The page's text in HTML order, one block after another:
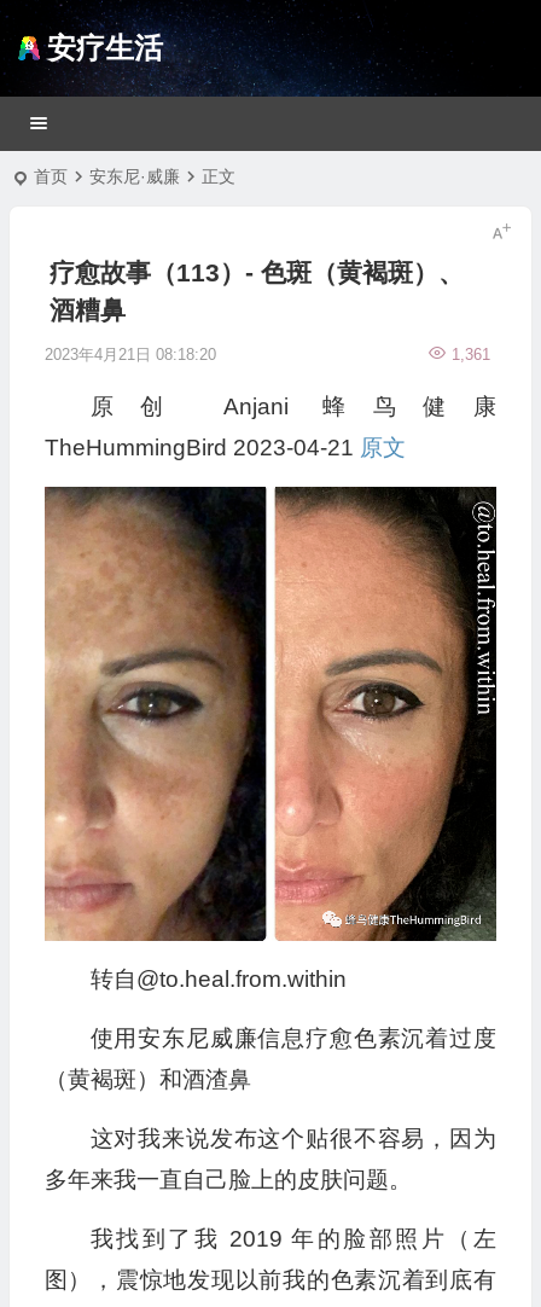
安疗生活
首页 安东尼·威廉 正文
疗愈故事（113）- 色斑（黄褐斑）、
酒糟鼻
2023年4月21日 08:18:20 1,361
原创 Anjani
蜂鸟健康
TheHummingBird 2023-04-21 原文
转自@to.heal.from.within
使用安东尼威廉信息疗愈色素沉着过度
（黄褐斑）和酒渣鼻
这对我来说发布这个贴很不容易，因为
多年来我一直自己脸上的皮肤问题。
我找到了我 2019 年的脸部照片（左
图），震惊地发现以前我的色素沉着到底有